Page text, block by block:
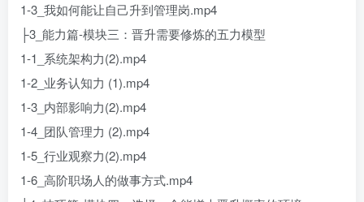
1-3_我如何能让自己升到管理岗.mp4
├3_能力篇-模块三：晋升需要修炼的五力模型
1-1_系统架构力(2).mp4
1-2_业务认知力 (1).mp4
1-3_内部影响力(2).mp4
1-4_团队管理力 (2).mp4
1-5_行业观察力(2).mp4
1-6_高阶职场人的做事方式.mp4